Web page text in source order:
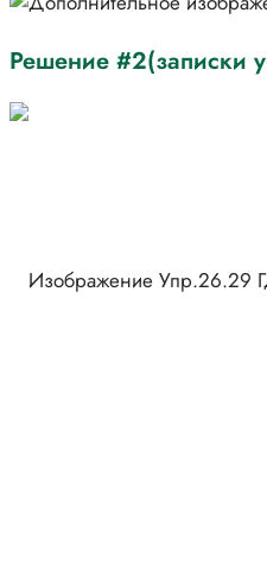
Решение #2(записки